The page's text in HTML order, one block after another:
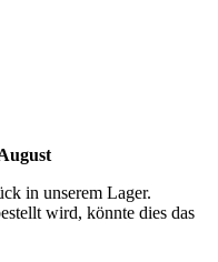
in unserem Lager.
wird, könnte dies das